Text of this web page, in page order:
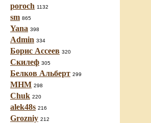
poroch 1132
sm 865
Yana 398
Admin 334
Борис Ассеев 320
Скилеф 305
Белков Альберт 299
МНМ 298
Chuk 220
alek48s 216
Grozniy 212